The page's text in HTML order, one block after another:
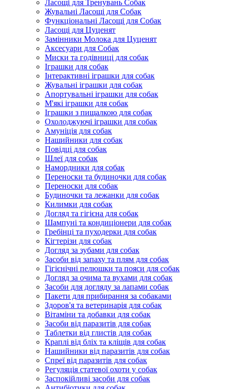
Ласощі для Тренувань Собак
Жувальні Ласощі для Собак
Функціональні Ласощі для Собак
Ласощі для Цуценят
Замінники Молока для Цуценят
Аксесуари для Собак
Миски та годівниці для собак
Іграшки для собак
Інтерактивні іграшки для собак
Жувальні іграшки для собак
Апортувальні іграшки для собак
М'які іграшки для собак
Іграшки з пищалкою для собак
Охолоджуючі іграшки для собак
Амуніція для собак
Нашийники для собак
Повідці для собак
Шлеї для собак
Намордники для собак
Переноски та будиночки для собак
Переноски для собак
Будиночки та лежанки для собак
Килимки для собак
Догляд та гігієна для собак
Шампуні та кондиціонери для собак
Гребінці та пуходерки для собак
Кігтерізи для собак
Догляд за зубами для собак
Засоби від запаху та плям для собак
Гігієнічні пелюшки та пояси для собак
Догляд за очима та вухами для собак
Засоби для догляду за лапами собак
Пакети для прибирання за собаками
Здоров'я та ветеринарія для собак
Вітаміни та добавки для собак
Засоби від паразитів для собак
Таблетки від глистів для собак
Краплі від бліх та кліщів для собак
Нашийники від паразитів для собак
Спреї від паразитів для собак
Регуляція статевої охоти у собак
Заспокійливі засоби для собак